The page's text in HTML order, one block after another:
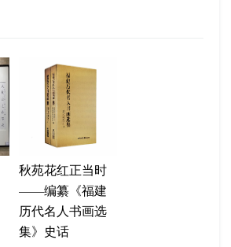
秋苑花红正当时
——编纂《福建
历代名人书画选
集》史话